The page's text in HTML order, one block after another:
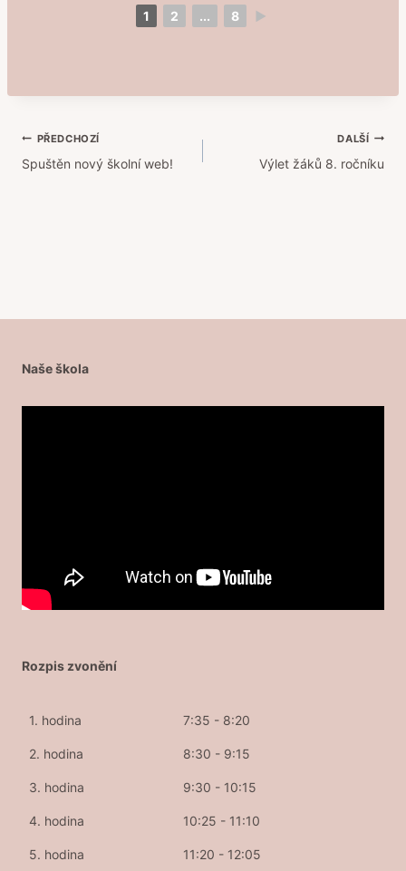
1 2 ... 8 ►
Navigace
pro
PŘEDCHOZÍ
Spuštěn nový školní web!
DALŠÍ
Výlet žáků 8. ročníku
Naše škola
Rozpis zvonění
1. hodina 7:35 - 8:20
2. hodina 8:30 - 9:15
3. hodina 9:30 - 10:15
4. hodina 10:25 - 11:10
5. hodina 11:20 - 12:05